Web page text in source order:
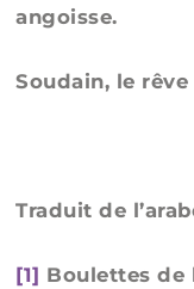
angoisse.
Soudain, le
Traduit de
[1] Boulettes de